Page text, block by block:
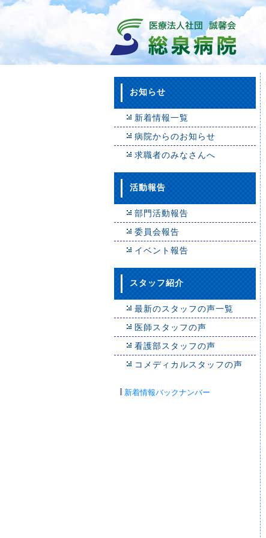
お知らせ
新着情報一覧
病院からのお知らせ
求職者のみなさんへ
活動報告
部門活動報告
委員会報告
イベント報告
スタッフ紹介
最新のスタッフの声一覧
医師スタッフの声
看護部スタッフの声
コメディカルスタッフの声
新着情報バックナンバー